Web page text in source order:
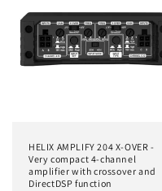
HELIX AMPLIFY 204 X-OVER -
Very compact 4-channel
amplifier with crossover and
DirectDSP function